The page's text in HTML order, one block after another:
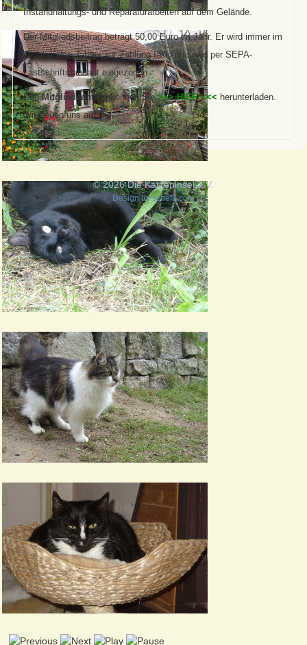
Instandhaltungs- und Reparaturarbeiten auf dem Gelände.
Der Mitgliedsbeitrag beträgt 50,00 Euro im Jahr. Er wird immer im
Oktober des Jahres zur Zahlung fällig und wird per SEPA-
Lastschriftmandant eingezogen.
DenMitgliedsantragkönnen Sie>>> HIER <<< herunterladen.
Wir freuen uns auf Sie.
© 2026 Die Katzeninsel e.V.
Design byschefa.com